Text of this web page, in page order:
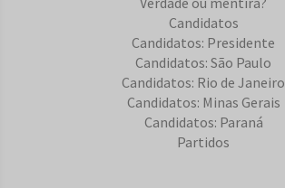
Candidatos
Candidatos: Presidente
Candidatos: São Paulo
Candidatos: Rio de Janeiro
Candidatos: Minas Gerais
Candidatos: Paraná
Partidos